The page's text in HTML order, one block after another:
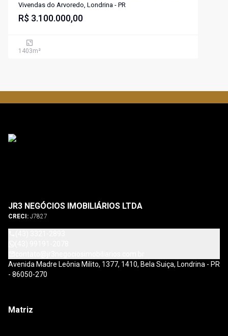
Euro Royal Residence & Resort |
Vivendas do Arvoredo | Londrina
Vivendas do Arvoredo, Londrina - PR
R$ 3.100.000,00
1403m²
JR3 NEGÓCIOS IMOBILIÁRIOS LTDA
CRECI: J7827
Avenida Madre Leônia Milito, 1377, 1410, Bela Suiça, Londrina - PR
- 86050-270
Matriz